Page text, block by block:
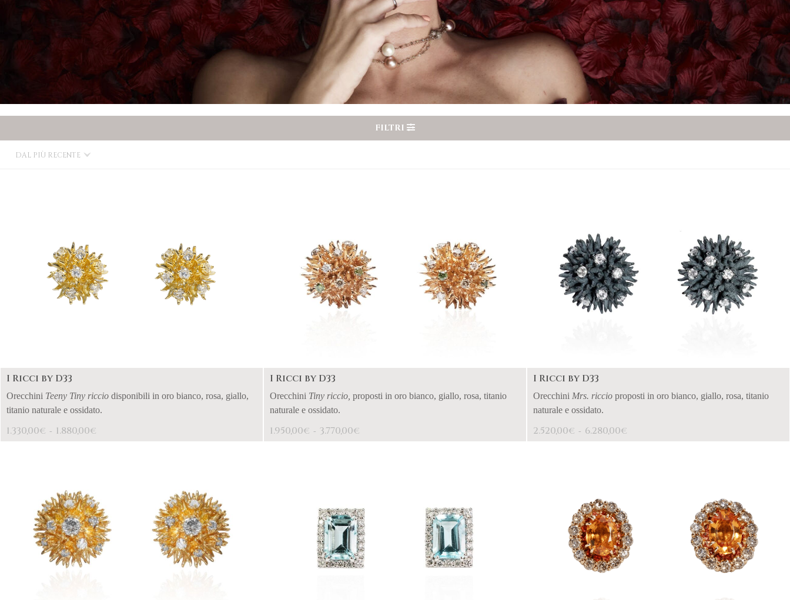
DAL PIÙ RECENTE
I Ricci by D33
Orecchini Teeny Tiny riccio disponibili in oro bianco, rosa, giallo,
titanio naturale e ossidato.
1.330,00€ - 1.880,00€
I Ricci by D33
Orecchini Tiny riccio, proposti in oro bianco, giallo, rosa, titanio
naturale e ossidato.
1.950,00€ - 3.770,00€
I Ricci by D33
Orecchini Mrs. riccio proposti in oro bianco, giallo, rosa, titanio
naturale e ossidato.
2.520,00€ - 6.280,00€
FILTRI